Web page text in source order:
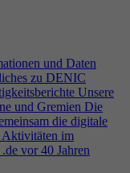
und Daten
zu DENIC
Unsere
und Gremien Die
die digitale
Aktivitäten im
vor 40 Jahren